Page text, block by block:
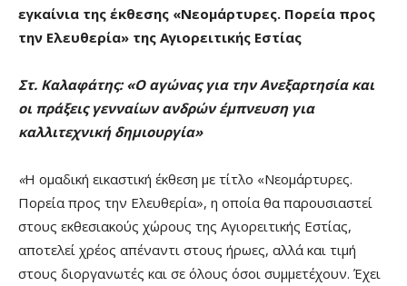
εγκαίνια της έκθεσης «Νεομάρτυρες. Πορεία προς
την Ελευθερία» της Αγιορειτικής Εστίας
Στ. Καλαφάτης: «Ο αγώνας για την Ανεξαρτησία και
οι πράξεις γενναίων ανδρών έμπνευση για
καλλιτεχνική δημιουργία»
«Η ομαδική εικαστική έκθεση με τίτλο «Νεομάρτυρες.
Πορεία προς την Ελευθερία», η οποία θα παρουσιαστεί
στους εκθεσιακούς χώρους της Αγιορειτικής Εστίας,
αποτελεί χρέος απέναντι στους ήρωες, αλλά και τιμή
στους διοργανωτές και σε όλους όσοι συμμετέχουν. Έχει